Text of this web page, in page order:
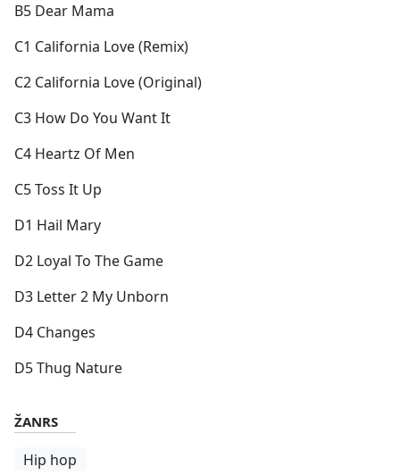
B5 Dear Mama
C1 California Love (Remix)
C2 California Love (Original)
C3 How Do You Want It
C4 Heartz Of Men
C5 Toss It Up
D1 Hail Mary
D2 Loyal To The Game
D3 Letter 2 My Unborn
D4 Changes
D5 Thug Nature
ŽANRS
Hip hop